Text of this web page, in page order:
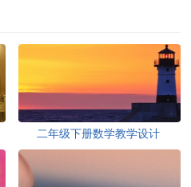
二年级下册数学教学设计